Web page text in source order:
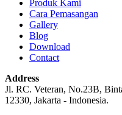
Produk Kami
Cara Pemasangan
Gallery
Blog
Download
Contact
Address
Jl. RC. Veteran, No.23B,
12330, Jakarta - Indonesia.